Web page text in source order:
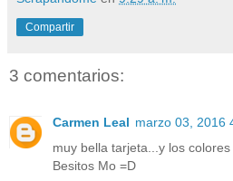
Compartir
3 comentarios:
Carmen Leal marzo 03, 2016
muy bella tarjeta...y los
Besitos Mo =D